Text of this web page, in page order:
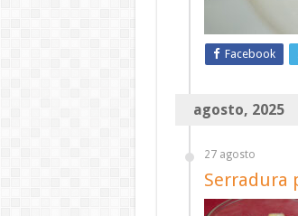
Facebook
agosto, 2025
27 agosto
Serradura